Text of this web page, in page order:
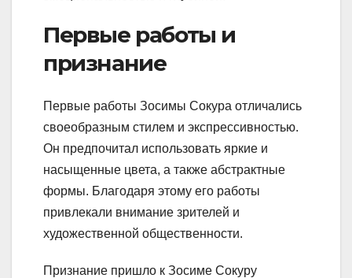
Первые работы и
признание
Первые работы Зосимы Сокура отличались
своеобразным стилем и экспрессивностью.
Он предпочитал использовать яркие и
насыщенные цвета, а также абстрактные
формы. Благодаря этому его работы
привлекали внимание зрителей и
художественной общественности.
Признание пришло к Зосиме Сокуру